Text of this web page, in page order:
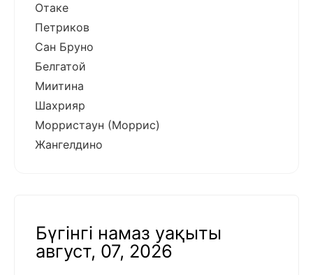
Отаке
Петриков
Сан Бруно
Белгатой
Миитина
Шахрияр
Морристаун (Моррис)
Жангелдино
Бүгінгі намаз уақыты
август, 07, 2026